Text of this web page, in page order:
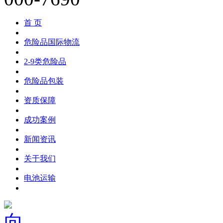
首 页
危险品国际物流
2-9类危险品
危险品包装
资质保障
成功案例
新闻资讯
关于我们
电池运输